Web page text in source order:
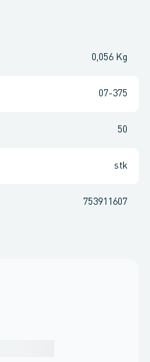
0,056 Kg
07-375
50
stk
753911607